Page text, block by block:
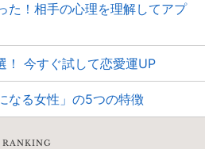
た！相手の心理を理解してアプ
！ 今すぐ試して恋愛運UP
なる女性」の5つの特徴
RANKING